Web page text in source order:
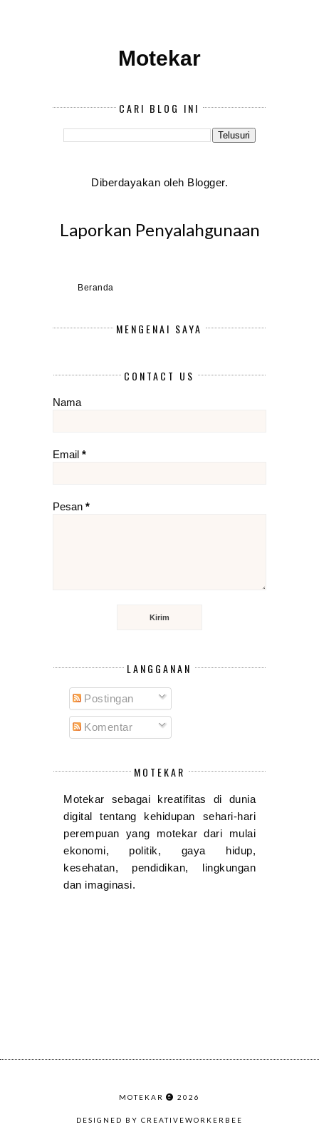
Motekar
CARI BLOG INI
Diberdayakan oleh Blogger.
Laporkan Penyalahgunaan
Beranda
MENGENAI SAYA
CONTACT US
Nama
Email *
Pesan *
LANGGANAN
Postingan
Komentar
MOTEKAR
Motekar sebagai kreatifitas di dunia
digital tentang kehidupan sehari-hari
perempuan yang motekar dari mulai
ekonomi, politik, gaya hidup,
kesehatan, pendidikan, lingkungan
dan imaginasi.
MOTEKAR 2026
DESIGNED BY CREATIVEWORKERBEE